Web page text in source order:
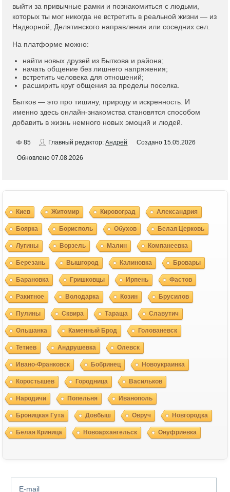
выйти за привычные рамки и познакомиться с людьми,
которых ты мог никогда не встретить в реальной жизни — из
Надворной, Делятинского направления или соседних сел.
На платформе можно:
найти новых друзей из Быткова и района;
начать общение без лишнего напряжения;
встретить человека для отношений;
расширить круг общения за пределы поселка.
Бытков — это про тишину, природу и искренность. И
именно здесь онлайн-знакомства становятся способом
добавить в жизнь немного новых эмоций и людей.
85 Главный редактор:Андрей Создано 15.05.2026
Обновлено07.08.2026
Киев Житомир Кировоград Александрия
Боярка Борисполь Обухов Белая Церковь
Лугины Ворзель Малин Компанеевка
Березань Вышгород Калиновка Бровары
Барановка Гришковцы Ирпень Фастов
Ракитное Володарка Козин Брусилов
Пулины Сквира Тараща Славутич
Ольшанка Каменный Брод Голованевск
Тетиев Андрушевка Олевск
Ивано-Франковск Бобринец Новоукраинка
Коростышев Городница Васильков
Народичи Попельня Иванополь
Броницкая Гута Довбыш Овруч Новгородка
Белая Криница Новоархангельск Онуфриевка
E-mail